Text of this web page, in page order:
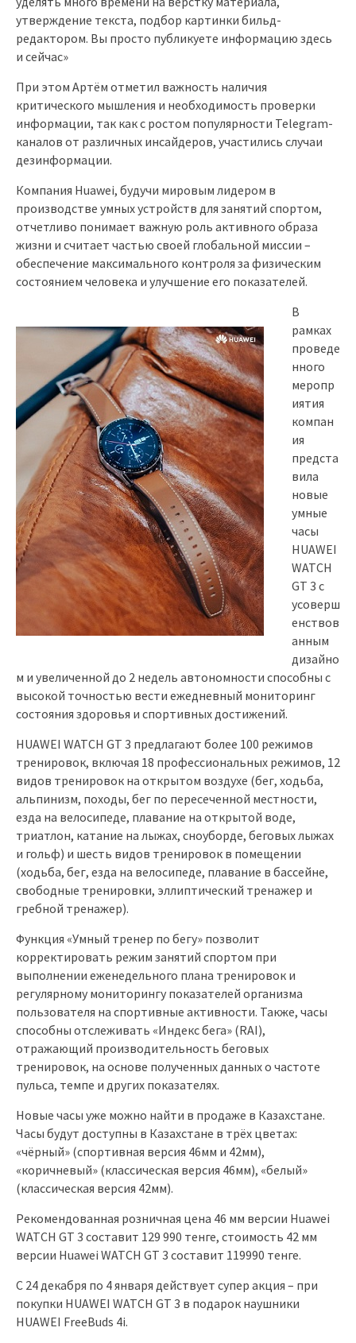
утверждение текста, подбор картинки бильд-
редактором. Вы просто публикуете информацию здесь
и сейчас»
При этом Артём отметил важность наличия
критического мышления и необходимость проверки
информации, так как с ростом популярности Telegram-
каналов от различных инсайдеров, участились случаи
дезинформации.
Компания Huawei, будучи мировым лидером в
производстве умных устройств для занятий спортом,
отчетливо понимает важную роль активного образа
жизни и считает частью своей глобальной миссии –
обеспечение максимального контроля за физическим
состоянием человека и улучшение его показателей.
В
рамках
проведе
нного
меропр
иятия
компан
ия
предста
вила
новые
умные
часы
HUAWEI
WATCH
GT 3 с
усоверш
енствов
анным
дизайно
м и увеличенной до 2 недель автономности способны с
высокой точностью вести ежедневный мониторинг
состояния здоровья и спортивных достижений.
HUAWEI WATCH GT 3 предлагают более 100 режимов
тренировок, включая 18 профессиональных режимов, 12
видов тренировок на открытом воздухе (бег, ходьба,
альпинизм, походы, бег по пересеченной местности,
езда на велосипеде, плавание на открытой воде,
триатлон, катание на лыжах, сноуборде, беговых лыжах
и гольф) и шесть видов тренировок в помещении
(ходьба, бег, езда на велосипеде, плавание в бассейне,
свободные тренировки, эллиптический тренажер и
гребной тренажер).
Функция «Умный тренер по бегу» позволит
корректировать режим занятий спортом при
выполнении еженедельного плана тренировок и
регулярному мониторингу показателей организма
пользователя на спортивные активности. Также, часы
способны отслеживать «Индекс бега» (RAI),
отражающий производительность беговых
тренировок, на основе полученных данных о частоте
пульса, темпе и других показателях.
Новые часы уже можно найти в продаже в Казахстане.
Часы будут доступны в Казахстане в трёх цветах:
«чёрный» (спортивная версия 46мм и 42мм),
«коричневый» (классическая версия 46мм), «белый»
(классическая версия 42мм).
Рекомендованная розничная цена 46 мм версии Huawei
WATCH GT 3 составит 129 990 тенге, стоимость 42 мм
версии Huawei WATCH GT 3 составит 119990 тенге.
С 24 декабря по 4 января действует супер акция – при
покупки HUAWEI WATCH GT 3 в подарок наушники
HUAWEI FreeBuds 4i.